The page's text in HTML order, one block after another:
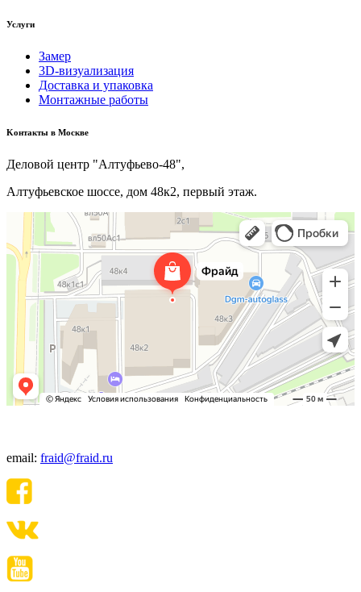
Услуги
Замер
3D-визуализация
Доставка и упаковка
Монтажные работы
Kонтакты в Москве
Деловой центр "Алтуфьево-48",
Алтуфьевское шоссе, дом 48к2, первый этаж.
email: fraid@fraid.ru